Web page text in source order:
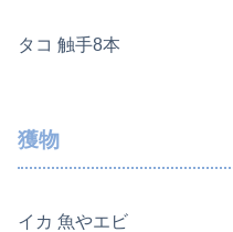
タコ 触手8本
獲物
イカ 魚やエビ